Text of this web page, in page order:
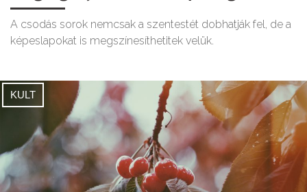
A csodás sorok nemcsak a szentestét dobhatják fel, de a
képeslapokat is megszínesíthetitek velük.
KULT